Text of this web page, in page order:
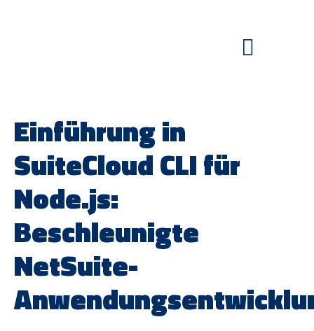
Einführung in
SuiteCloud CLI für
Node.js:
Beschleunigte
NetSuite-